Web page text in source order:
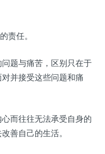
责任。
题与痛苦，区别只在于
并接受这些问题和痛
而往往无法承受自身的
善自己的生活。